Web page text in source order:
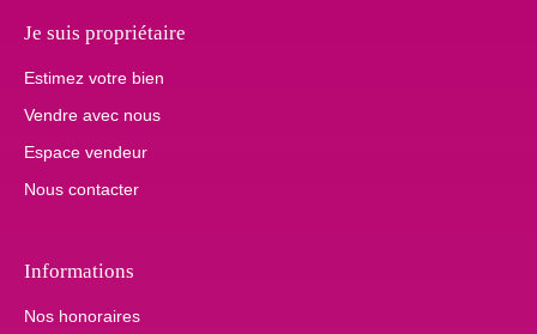
Je suis propriétaire
Estimez votre bien
Vendre avec nous
Espace vendeur
Nous contacter
Informations
Nos honoraires